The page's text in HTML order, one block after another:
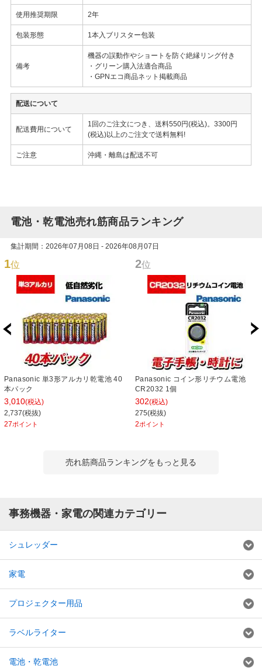
使用推奨期限 2年
包装形態 1本入ブリスター包装
備考
機器の誤動作やショートを防ぐ絶縁リング付き
・グリーン購入法適合商品
・GPNエコ商品ネット掲載商品
配送について
配送費用について
1回のご注文につき、送料550円(税込)。3300円
(税込)以上のご注文で送料無料!
ご注意 沖縄・離島は配送不可
電池・乾電池売れ筋商品ランキング
集計期間：2026年07月08日 - 2026年08月07日
1位
Panasonic 単3形アルカリ乾電池 40
本パック
3,010(税込)
2,737(税抜)
27ポイント
2位
Panasonic コイン形リチウム電池
CR2032 1個
302(税込)
275(税抜)
2ポイント
売れ筋商品ランキングをもっと見る
事務機器・家電の関連カテゴリー
シュレッダー
家電
プロジェクター用品
ラベルライター
電池・乾電池